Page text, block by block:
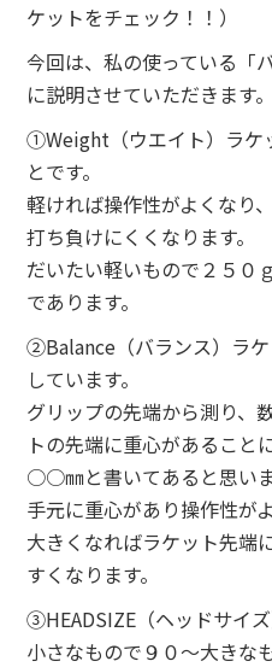
ケットをチェック！！）
今回は、私の使っている「
に説明させていただきます。
①Weight（ウエイト）ラケ
とです。
軽ければ操作性がよくなり
打ち負けにくくなります。
だいたい軽いもので２５０
であります。
②Balance（バランス）ラ
しています。
グリップの先端から測り、
トの先端に重心があること
○○㎜と書いてあると思い
手元に重心があり操作性がよ
大きくなればラケット先端
すくなります。
③HEADSIZE（ヘッドサイ
小さなもので９０～大きな